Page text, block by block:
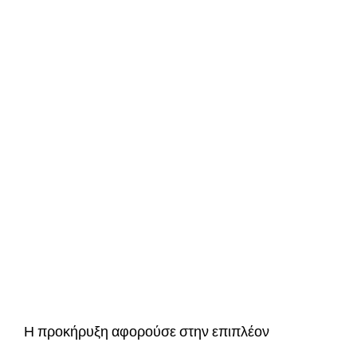
Η προκήρυξη αφορούσε στην επιπλέον